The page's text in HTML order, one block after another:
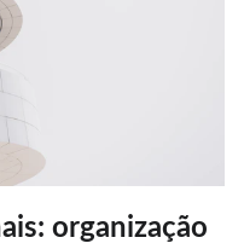
organização